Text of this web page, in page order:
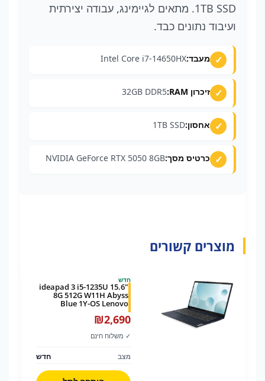
1TB SSD. מתאים לגיימינג, עבודה יצירתית
ועיבוד נתונים כבד.
מעבד:Intel Core i7-14650HX
זיכרון RAM: 32GB DDR5
אחסון:1TB SSD
כרטיס מסך:NVIDIA GeForce RTX 5050 8GB
מוצרים קשורים
חדש
ideapad 3 i5-1235U 15.6"
8G 512G W11H Abyss
Blue 1Y-OS Lenovo
₪2,690
✓ משלוח חינם
מצב חדש